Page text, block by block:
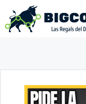
Saltar
al
contenido